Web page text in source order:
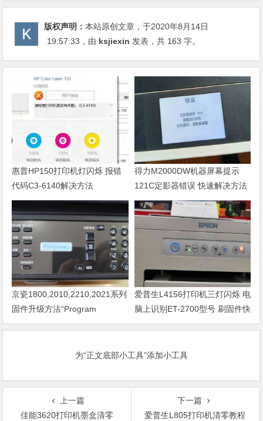
版权声明：本站原创文章，于2020年8月14日
19:57:33 ，由 ksjiexin 发表，共 163 字。
惠普HP150打印机灯闪烁 报错
代码C3-6140解决方法
得力M2000DW机器屏幕提示
121C定影器错误 快速解决方法
京瓷1800,2010,2210,2021系列
固件升级方法“Program
Loading或者卡LOGO
爱普生L4156打印机三灯闪烁 电
脑上识别ET-2700型号 刷固件快
速解决问题
为“正文底部小工具”添加小工具
上一篇
佳能3620打印机墨盒清零
下一篇
爱普生L805打印机清零教程